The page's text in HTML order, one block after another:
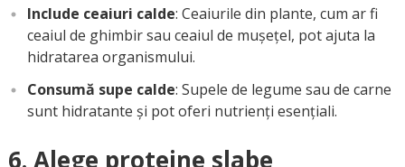
Include ceaiuri calde: Ceaiurile din plante, cum ar fi
ceaiul de ghimbir sau ceaiul de mușețel, pot ajuta la
hidratarea organismului.
Consumă supe calde: Supele de legume sau de carne
sunt hidratante și pot oferi nutrienți esențiali.
6. Alege proteine slabe